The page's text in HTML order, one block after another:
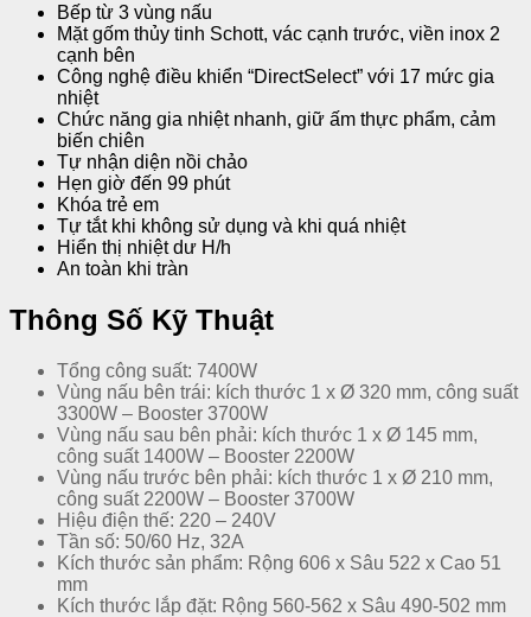
Bếp từ 3 vùng nấu
Mặt gốm thủy tinh Schott, vác cạnh trước, viền inox 2
cạnh bên
Công nghệ điều khiển “DirectSelect” với 17 mức gia
nhiệt
Chức năng gia nhiệt nhanh, giữ ấm thực phẩm, cảm
biến chiên
Tự nhận diện nồi chảo
Hẹn giờ đến 99 phút
Khóa trẻ em
Tự tắt khi không sử dụng và khi quá nhiệt
Hiển thị nhiệt dư H/h
An toàn khi tràn
Thông Số Kỹ Thuật
Tổng công suất: 7400W
Vùng nấu bên trái: kích thước 1 x Ø 320 mm, công suất
3300W – Booster 3700W
Vùng nấu sau bên phải: kích thước 1 x Ø 145 mm,
công suất 1400W – Booster 2200W
Vùng nấu trước bên phải: kích thước 1 x Ø 210 mm,
công suất 2200W – Booster 3700W
Hiệu điện thế: 220 – 240V
Tần số: 50/60 Hz, 32A
Kích thước sản phẩm: Rộng 606 x Sâu 522 x Cao 51
mm
Kích thước lắp đặt: Rộng 560-562 x Sâu 490-502 mm